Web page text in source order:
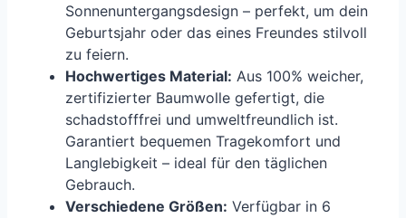
Sonnenuntergangsdesign – perfekt, um dein
Geburtsjahr oder das eines Freundes stilvoll
zu feiern.
Hochwertiges Material: Aus 100% weicher,
zertifizierter Baumwolle gefertigt, die
schadstofffrei und umweltfreundlich ist.
Garantiert bequemen Tragekomfort und
Langlebigkeit – ideal für den täglichen
Gebrauch.
Verschiedene Größen: Verfügbar in 6